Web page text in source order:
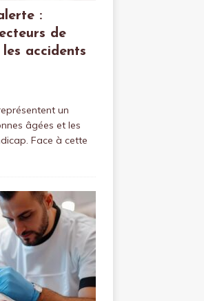
:
de
accidents
un
âgées et les
Face à cette